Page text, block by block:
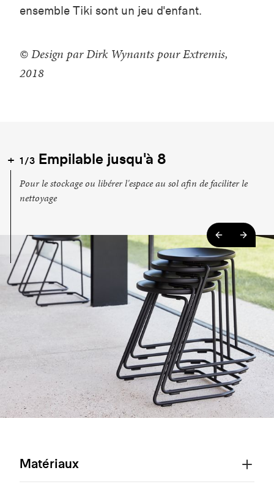
ensemble Tiki sont un jeu d'enfant.
© Design par Dirk Wynants pour Extremis,
2018
1/3 Empilable jusqu'à 8
Pour le stockage ou libérer l'espace au sol afin de faciliter le
nettoyage
Matériaux